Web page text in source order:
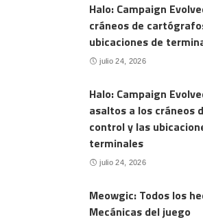
Halo: Campaign
cráneos de
ubicaciones de
julio 24, 2026
Halo: Campaign
asaltos a los cráneos
control y las
terminales
julio 24, 2026
Meowgic: Todos los
Mecánicas del juego